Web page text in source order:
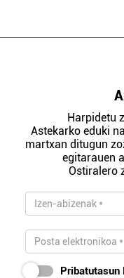
Harpidetu
Astekarko eduki
martxan ditugun
egitarauen
Ostiralero